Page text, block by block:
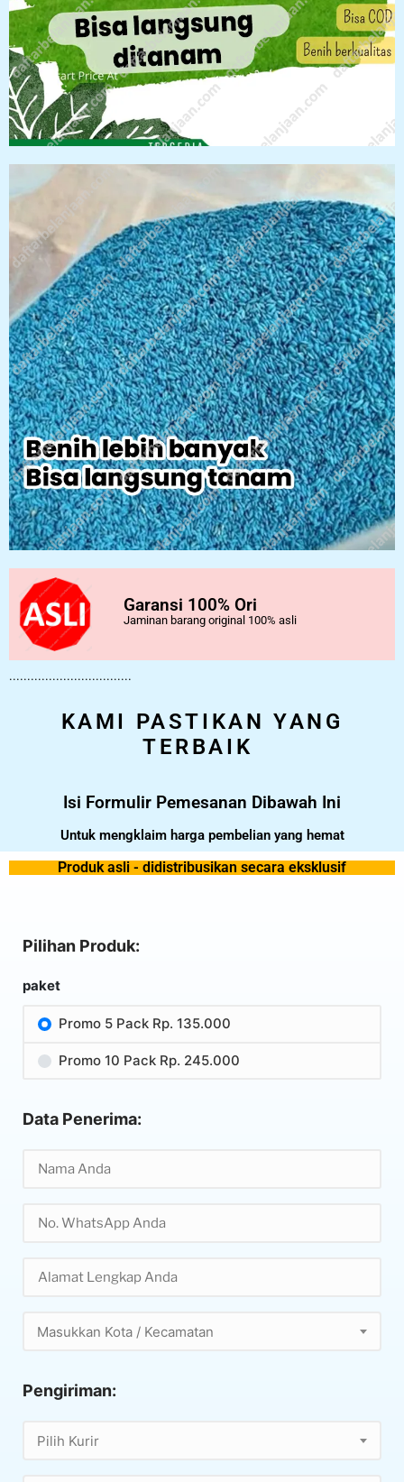
Garansi 100% Ori
Jaminan barang original 100% asli
..................................
KAMI PASTIKAN YANG
TERBAIK
Isi Formulir Pemesanan Dibawah Ini
Untuk mengklaim harga pembelian yang hemat
Produk asli - didistribusikan secara eksklusif
Pilihan Produk:
paket
Promo 5 Pack Rp. 135.000
Promo 10 Pack Rp. 245.000
Data Penerima:
Masukkan Kota / Kecamatan
Pengiriman:
Pilih Kurir